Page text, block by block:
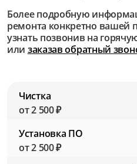
Более подробную
ремонта конкретно
узнать позвонив на
или заказав обратный
Чистка
от 2 500 ₽
Установка ПО
от 2 500 ₽